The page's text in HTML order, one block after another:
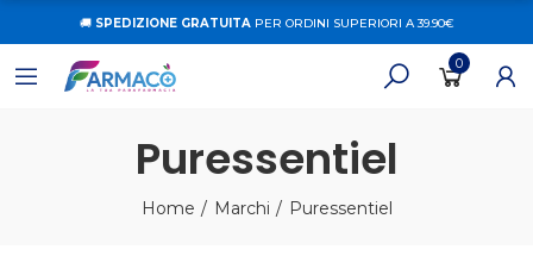
🚚 SPEDIZIONE GRATUITAPER ORDINI SUPERIORI A 39.90€
0
Puressentiel
Home Marchi Puressentiel